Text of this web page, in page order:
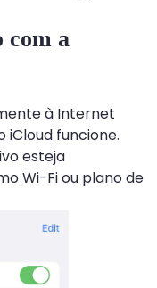
com a
à Internet
funcione.
esteja
Wi-Fi ou plano de